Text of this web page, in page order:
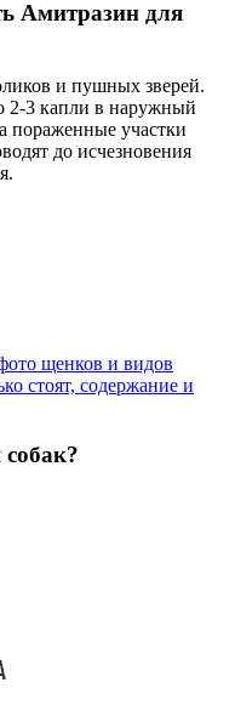
Амитразин для
и пушных зверей.
2-3 капли в наружный
пораженные участки
до исчезновения
щенков и видов
стоят, содержание и